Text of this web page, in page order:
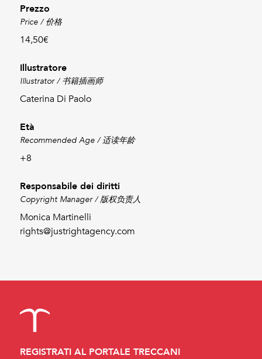
Prezzo
Price / 价格
14,50€
Illustratore
Illustrator / 书籍插画师
Caterina Di Paolo
Età
Recommended Age / 适读年龄
+8
Responsabile dei diritti
Copyright Manager / 版权负责人
Monica Martinelli
rights@justrightagency.com
REGISTRATI AL PORTALE TRECCANI